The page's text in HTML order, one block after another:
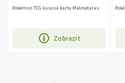
Zobrazit
Pokémon TCG kusová karta Melmetal ex.